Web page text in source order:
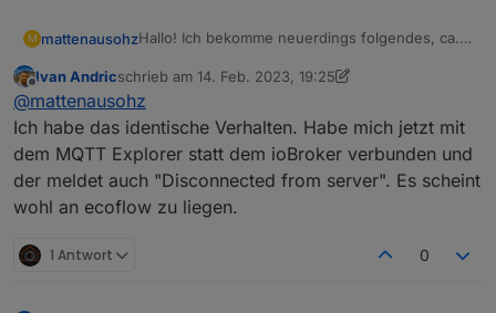
M mattenausohzHallo! Ich bekomme neuerdings folgendes, ca.
Disconnected frommqtt.ecoflow.com
undefined
Log:
mqtt.1
2023-02-06 11:08:59.891 info Disconnected
frommqtt.ecoflow.com
mqtt.1
Offline
Ivan Andricschrieb am 14. Feb. 2023, 19:25
zuletzt editiert von Ivan Andric
@mattenausohz
Ich habe das identische Verhalten. Habe mich jetzt mit
dem MQTT Explorer statt dem ioBroker verbunden und
der meldet auch "Disconnected from server". Es scheint
wohl an ecoflow zu liegen.
1 Antwort 0